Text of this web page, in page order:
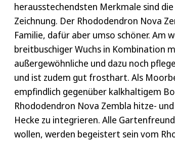
herausstechendsten Merkmale sind
Zeichnung. Der Rhododendron Nova
Familie, dafür aber umso schöner. Am
breitbuschiger Wuchs in Kombination
außergewöhnliche und dazu noch
und ist zudem gut frosthart. Als
empfindlich gegenüber kalkhaltigem
Rhododendron Nova Zembla hitze-
Hecke zu integrieren. Alle
wollen, werden begeistert sein vom